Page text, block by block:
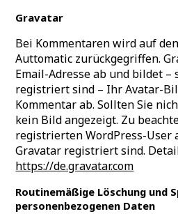
Gravatar
Bei Kommentaren wird auf
Auttomatic zurückgegriffen.
Email-Adresse ab und bildet –
registriert sind – Ihr Avatar-
Kommentar ab. Sollten Sie
kein Bild angezeigt. Zu
registrierten WordPress-User
Gravatar registriert sind.
https://de.gravatar.com
Routinemäßige Löschung und
personenbezogenen Daten